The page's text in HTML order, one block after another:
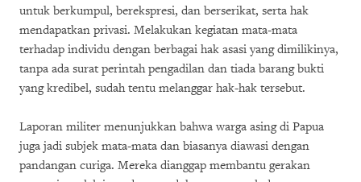
untuk berkumpul, berekspresi, dan berserikat, serta hak
mendapatkan privasi. Melakukan kegiatan mata-mata
terhadap individu dengan berbagai hak asasi yang dimilikinya,
tanpa ada surat perintah pengadilan dan tiada barang bukti
yang kredibel, sudah tentu melanggar hak-hak tersebut.
Laporan militer menunjukkan bahwa warga asing di Papua
juga jadi subjek mata-mata dan biasanya diawasi dengan
pandangan curiga. Mereka dianggap membantu gerakan